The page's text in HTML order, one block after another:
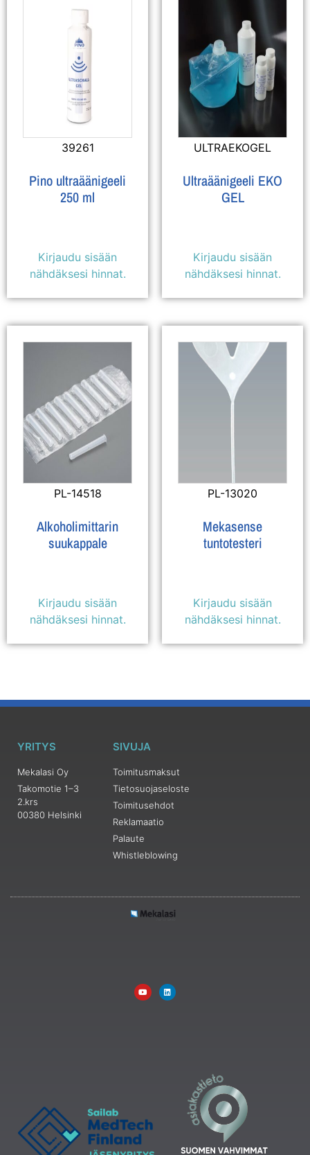
Osastot
Alkoholimittarin suukappaleet
(1)
Ultraäänigeelit
39261
Pino ultraäänigeeli
250 ml
Kirjaudu sisään
nähdäksesi hinnat.
ULTRAEKOGEL
Ultraäänigeeli EKO
GEL
Kirjaudu sisään
nähdäksesi hinnat.
PL-14518
Alkoholimittarin
suukappale
Kirjaudu sisään
nähdäksesi hinnat.
PL-13020
Mekasense
tuntotesteri
Kirjaudu sisään
nähdäksesi hinnat.
YRITYS
Mekalasi Oy
Takomotie 1–3
2.krs
00380 Helsinki
SIVUJA
Toimitusmaksut
Tietosuojaseloste
Toimitusehdot
Reklamaatio
Palaute
Whistleblowing